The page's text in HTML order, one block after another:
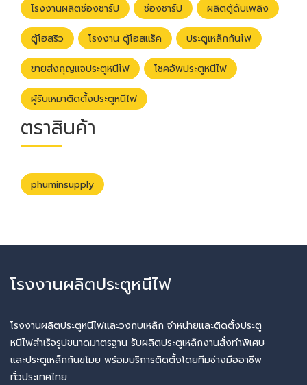
โรงงานผลิตช่องชาร์ป ช่องชาร์ป ผลิตตู้ดับเพลิง
ตู้โฮสริว โรงงาน ตู้โฮสแร็ค ประตูเหล็กกันไฟ
ขายส่งกุญแจประตูหนีไฟ โชคอัพประตูหนีไฟ
ผู้รับเหมาติดตั้งประตูหนีไฟ
ตราสินค้า
phuminsupply
โรงงานผลิตประตูหนีไฟ
โรงงานผลิตประตูหนีไฟและวงกบเหล็ก จำหน่ายและติดตั้งประตู
หนีไฟสำเร็จรูปขนาดมาตรฐาน รับผลิตประตูเหล็กงานสั่งทำพิเศษ
และประตูเหล็กกันขโมย พร้อมบริการติดตั้งโดยทีมช่างมืออาชีพ
ทั่วประเทศไทย